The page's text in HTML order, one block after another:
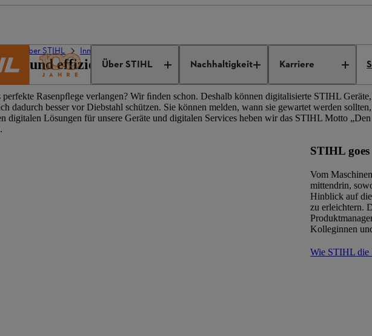
Über STIHL Nachhaltigkeit Karriere
Über STIHL Innovation
und effizienter arbeiten
perfekte Rasenpﬂege verlangen? Wir ﬁnden schon. Deshalb können digitalisierte STIHL
dadurch besser vor Diebstahl schützen. Sie können melden, wann sie gewartet werden
digitalen Lösungen für unsere Geräte und digitalen Services heben wir das STIHL Motto
STIHL
Vom
mittendrin,
Hinblick auf
zu erleichtern.
Kolleginnen
Wie STIHL die